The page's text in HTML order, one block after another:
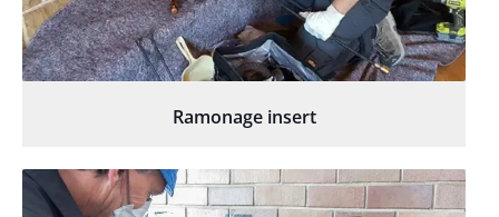
Ramonage insert